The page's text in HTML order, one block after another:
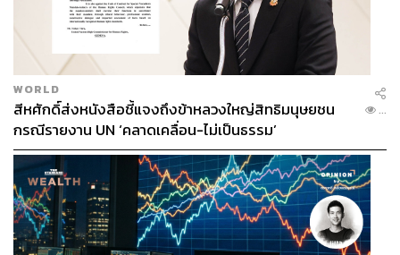
WORLD
สีหศักดิ์ส่งหนังสือชี้แจงถึงข้าหลวงใหญ่สิทธิมนุษยชน
กรณีรายงาน UN ‘คลาดเคลื่อน-ไม่เป็นธรรม’
...